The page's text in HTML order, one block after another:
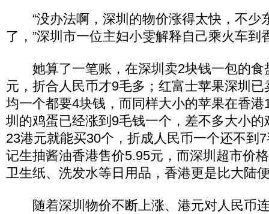
“没办法啊，深圳的物价涨得太快，不少
了，”深圳市一位主妇小雯解释自己乘火车到
她算了一笔账，在深圳卖2块钱一包的食
元，折合人民币才9毛多；红富士苹果深圳
均一个都要4块钱，而同样大小的苹果在香
圳的鸡蛋已经涨到9毛钱一个，差不多大小
23港元就能买30个，折成人民币一个还不到
记生抽酱油香港售价5.95元，而深圳超市价
卫生纸、洗发水等日用品，香港更是比大
随着深圳物价不断上涨、港元对人民币